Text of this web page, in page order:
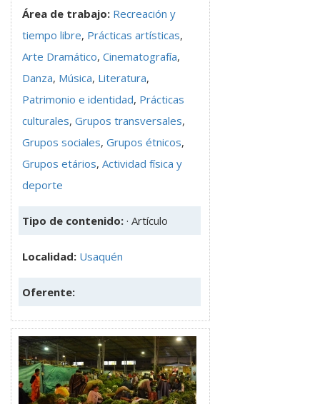
Área de trabajo: Recreación y
tiempo libre, Prácticas artísticas,
Arte Dramático, Cinematografía,
Danza, Música, Literatura,
Patrimonio e identidad, Prácticas
culturales, Grupos transversales,
Grupos sociales, Grupos étnicos,
Grupos etários, Actividad física y
deporte
Tipo de contenido: · Artículo
Localidad: Usaquén
Oferente: